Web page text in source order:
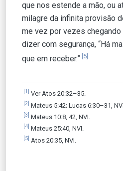
que nos estende a mão, ou
milagre da infinita provisão
me vez por vezes
dizer com segurança, “Há
que em receber.” [5]
[1] Ver Atos 20:32–35.
[2] Mateus 5:42; Lucas 6:30–31,
[3] Mateus 10:8, 42, NVI.
[4] Mateus 25:40, NVI.
[5] Atos 20:35, NVI.